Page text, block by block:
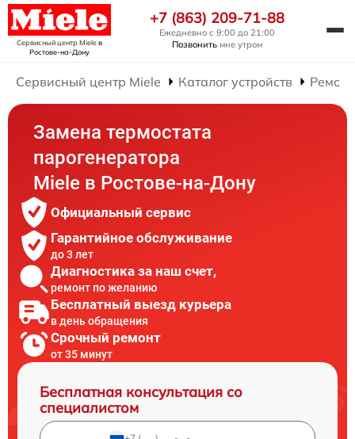
Сервисный центр Mieleв
Ростове-на-Дону
+7 (863) 209-71-88
Ежедневно с 9:00 до 21:00
Позвонить мне утром
Сервисный центр Miele Каталог устройств
Замена термостата
парогенератора
Miele в Ростове-на-Дону
Официальный сервис
Гарантийное обслуживание
до 3 лет
Диагностика за наш счет,
ремонт по желанию
Бесплатный выезд курьера
в день обращения
Срочный ремонт
от 35 минут
Бесплатная консультация со
специалистом